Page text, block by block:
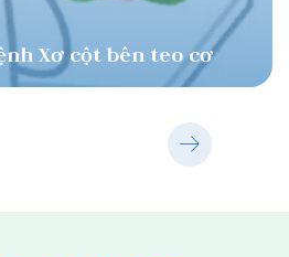
bệnh Xơ cột bên teo cơ